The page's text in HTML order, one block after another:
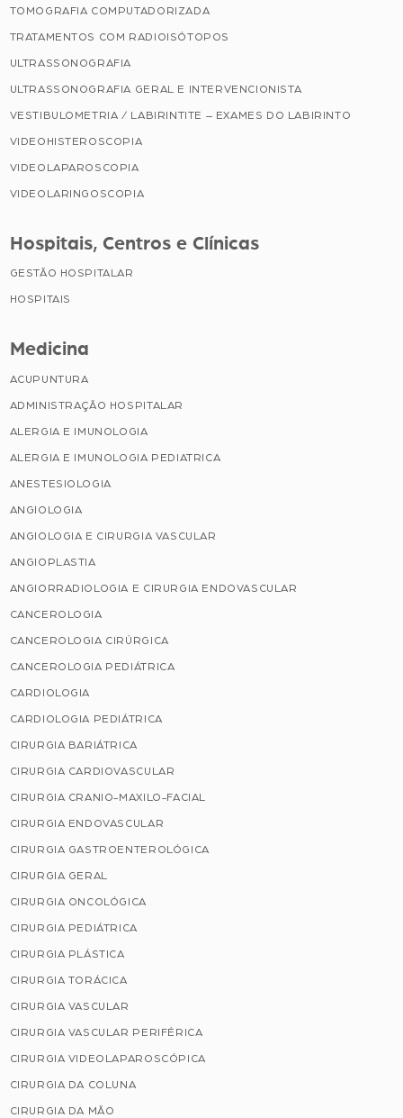
TOMOGRAFIA COMPUTADORIZADA
TRATAMENTOS COM RADIOISÓTOPOS
ULTRASSONOGRAFIA
ULTRASSONOGRAFIA GERAL E INTERVENCIONISTA
VESTIBULOMETRIA / LABIRINTITE – EXAMES DO LABIRINTO
VIDEOHISTEROSCOPIA
VIDEOLAPAROSCOPIA
VIDEOLARINGOSCOPIA
Hospitais, Centros e Clínicas
GESTÃO HOSPITALAR
HOSPITAIS
Medicina
ACUPUNTURA
ADMINISTRAÇÃO HOSPITALAR
ALERGIA E IMUNOLOGIA
ALERGIA E IMUNOLOGIA PEDIATRICA
ANESTESIOLOGIA
ANGIOLOGIA
ANGIOLOGIA E CIRURGIA VASCULAR
ANGIOPLASTIA
ANGIORRADIOLOGIA E CIRURGIA ENDOVASCULAR
CANCEROLOGIA
CANCEROLOGIA CIRÚRGICA
CANCEROLOGIA PEDIÁTRICA
CARDIOLOGIA
CARDIOLOGIA PEDIÁTRICA
CIRURGIA BARIÁTRICA
CIRURGIA CARDIOVASCULAR
CIRURGIA CRANIO-MAXILO-FACIAL
CIRURGIA ENDOVASCULAR
CIRURGIA GASTROENTEROLÓGICA
CIRURGIA GERAL
CIRURGIA ONCOLÓGICA
CIRURGIA PEDIÁTRICA
CIRURGIA PLÁSTICA
CIRURGIA TORÁCICA
CIRURGIA VASCULAR
CIRURGIA VASCULAR PERIFÉRICA
CIRURGIA VIDEOLAPAROSCÓPICA
CIRURGIA DA COLUNA
CIRURGIA DA MÃO